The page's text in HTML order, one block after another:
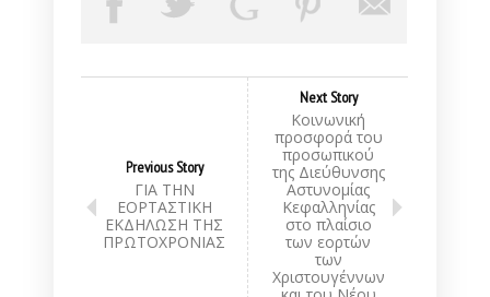
Previous Story
ΓΙΑ ΤΗΝ
ΕΟΡΤΑΣΤΙΚΗ
ΕΚΔΗΛΩΣΗ ΤΗΣ
ΠΡΩΤΟΧΡΟΝΙΑΣ
Next Story
Κοινωνική
προσφορά του
προσωπικού
της Διεύθυνσης
Αστυνομίας
Κεφαλληνίας
στο πλαίσιο
των εορτών
των
Χριστουγέννων